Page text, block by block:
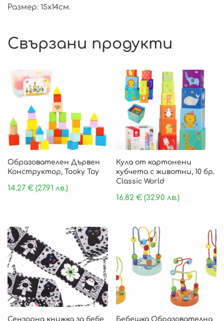
Размер: 15х14см.
Свързани продукти
Образователен Дървен
Конструктор, Tooky Toy
14.27 € (27.91 лв.)
Кула от картонени
кубчета с животни, 10 бр.
Classic World
16.82€ (32.90 лв.)
Сензорна книжка за бебе
Бебешка Образователна